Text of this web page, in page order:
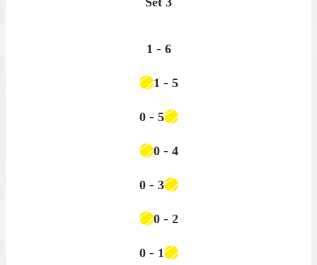
1 - 6
1 - 5
0 - 5
0 - 4
0 - 3
0 - 2
0- 1